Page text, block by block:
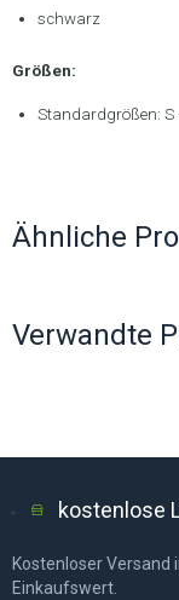
schwarz
Größen:
Standardgrößen: S
Ähnliche
Verwandte
kostenlose
Kostenloser Versand
Einkaufswert.